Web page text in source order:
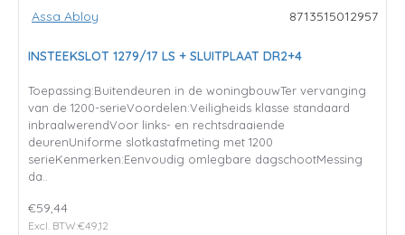
Assa Abloy 8713515012957
INSTEEKSLOT 1279/17 LS + SLUITPLAAT DR2+4
Toepassing:Buitendeuren in de woningbouwTer vervanging
van de 1200-serieVoordelen:Veiligheids klasse standaard
inbraalwerendVoor links- en rechtsdraaiende
deurenUniforme slotkastafmeting met 1200
serieKenmerken:Eenvoudig omlegbare dagschootMessing
da..
€59,44
Excl. BTW:€49,12